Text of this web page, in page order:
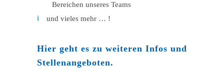
Bereichen unseres Teams
und vieles mehr … !
Hier geht es zu weiteren Infos und
Stellenangeboten.